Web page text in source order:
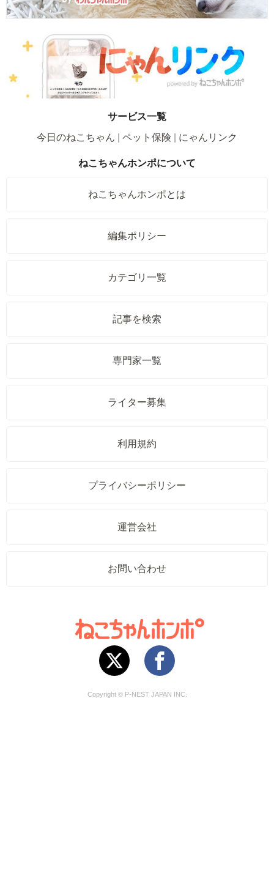
サービス一覧
今日のねこちゃん
ペット保険 にゃんリンク
ねこちゃんホンポについて
ねこちゃんホンポとは
編集ポリシー
カテゴリ一覧
記事を検索
専門家一覧
ライター募集
利用規約
プライバシーポリシー
運営会社
お問い合わせ
Copyright © P-NEST JAPAN INC.